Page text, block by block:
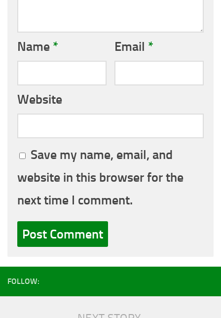
Name * Email *
Website
Save my name, email, and
website in this browser for the
next time I comment.
FOLLOW: